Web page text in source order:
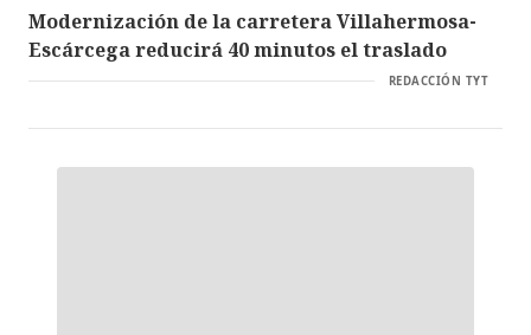
Modernización de la carretera Villahermosa-
Escárcega reducirá 40 minutos el traslado
REDACCIÓN TYT